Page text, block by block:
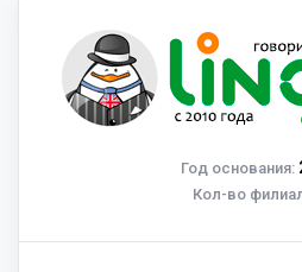
Год основания:
Кол-во